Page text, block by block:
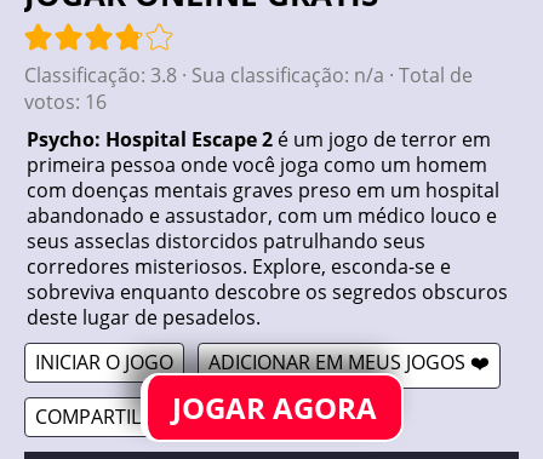
Classificação: 3.8 · Sua classificação: n/a · Total de
votos: 16
Psycho: Hospital Escape 2 é um jogo de terror em
primeira pessoa onde você joga como um homem
com doenças mentais graves preso em um hospital
abandonado e assustador, com um médico louco e
seus asseclas distorcidos patrulhando seus
corredores misteriosos. Explore, esconda-se e
sobreviva enquanto descobre os segredos obscuros
deste lugar de pesadelos.
INICIAR O JOGO
ADICIONAR EM MEUS JOGOS ❤️
COMPARTILHAR 🔗JOGAR AGORA